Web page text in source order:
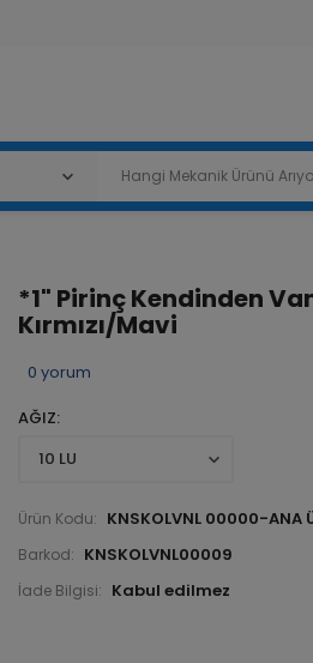
*1" Pirinç Kendinden
Kırmızı/Mavi
0 yorum
AĞIZ
Ürün Kodu: KNSKOLVNL 00000-ANA
Barkod: KNSKOLVNL00009
İade Bilgisi: